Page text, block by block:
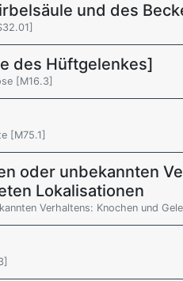
und des
des Hüftgelenkes]
[M16.3]
[M75.1]
oder unbekannten
Lokalisationen
Verhaltens: Knochen und